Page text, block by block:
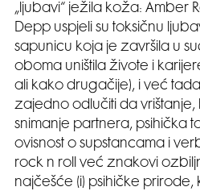
„ljubavi“ ježila koža: Amber
Depp uspjeli su toksičnu
sapunicu koja je završila u
oboma uništila živote i
ali kako drugačije), i već
zajedno odlučiti da
snimanje partnera, psihička
ovisnost o supstancama i
rock n roll već znakovi
najčešće (i) psihičke prirode,